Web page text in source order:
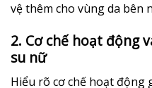
vệ thêm cho vùng da bên
2. Cơ chế hoạt động
su nữ
Hiểu rõ cơ chế hoạt